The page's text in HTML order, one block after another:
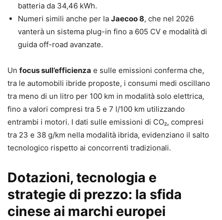
batteria da 34,46 kWh.
Numeri simili anche per la Jaecoo 8, che nel 2026
vanterà un sistema plug-in fino a 605 CV e modalità di
guida off-road avanzate.
Un focus sull’efficienza e sulle emissioni conferma che,
tra le automobili ibride proposte, i consumi medi oscillano
tra meno di un litro per 100 km in modalità solo elettrica,
fino a valori compresi tra 5 e 7 l/100 km utilizzando
entrambi i motori. I dati sulle emissioni di CO₂, compresi
tra 23 e 38 g/km nella modalità ibrida, evidenziano il salto
tecnologico rispetto ai concorrenti tradizionali.
Dotazioni, tecnologia e
strategie di prezzo: la sfida
cinese ai marchi europei